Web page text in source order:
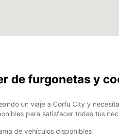
de furgonetas y
un viaje a Corfu City y
para satisfacer todas tus
de vehículos disponibles